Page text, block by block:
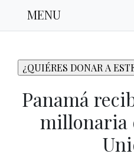
MENU
Panamá
millonaria